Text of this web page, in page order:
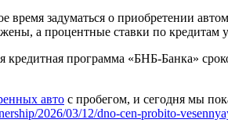
время задуматься о приобретении
а процентные ставки по
кредитная программа «БНБ-Банка»
авто с пробегом, и сегодня мы
2026/03/12/dno-cen-probito-